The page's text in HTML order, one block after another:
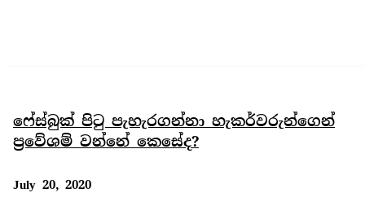
ෆේස්බුක් පිටු පැහැරගන්නා හැකර්වරුන්ගෙන්
ප්‍රවේශම් වන්නේ කෙසේද?
July 20, 2020